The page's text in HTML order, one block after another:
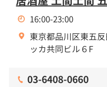
16:00-23:00
東京都品川区東五
ッカ共同ビル６F
03-6408-0660